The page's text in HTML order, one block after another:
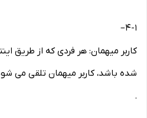
۴-۱–
کاربر میهمان: هر فردی که از طریق
شده باشد، کاربر میهمان تلقی می
.